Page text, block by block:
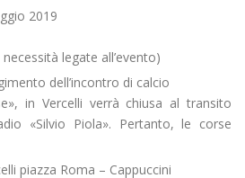
2019
legate all’evento)
dell’incontro di calcio
in Vercelli verrà chiusa al transito
«Silvio Piola». Pertanto, le corse
piazza Roma – Cappuccini